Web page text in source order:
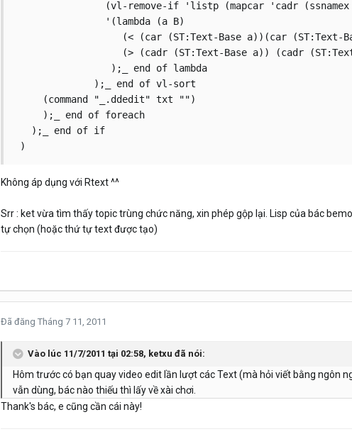
(vl-remove-if 'listp (mapcar 'cadr (ssnamex
                '(lambda (a B)
(< (car (ST:Text-Base
(> (cadr (ST:Text-Base a)) (cadr
                 );_ end of lambda
              );_ end of vl-sort
     (command "_.ddedit" txt "")
     );_ end of foreach
   );_ end of if
)
Không áp dụng với Rtext ^^
Srr : ket vừa tìm thấy topic trùng chức năng, xin phép gộp lại. Lisp của bác
tự chọn (hoặc thứ tự text được tạo)
Đã đăng Tháng 7 11, 2011
Vào lúc 11/7/2011 tại 02:58, ketxu đã nói:
Hôm trước có bạn quay video edit lần lượt các Text (mà hỏi viết bằng ngôn
vẫn dùng, bác nào thiếu thì lấy về xài chơi.
Thank's bác, e cũng cần cái này!